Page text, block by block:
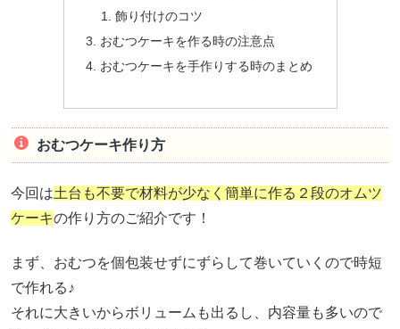
飾り付けのコツ
おむつケーキを作る時の注意点
おむつケーキを手作りする時のまとめ
おむつケーキ作り方
今回は土台も不要で材料が少なく簡単に作る２段のオムツ
ケーキの作り方のご紹介です！
まず、おむつを個包装せずにずらして巻いていくので時短
で作れる♪
それに大きいからボリュームも出るし、内容量も多いので